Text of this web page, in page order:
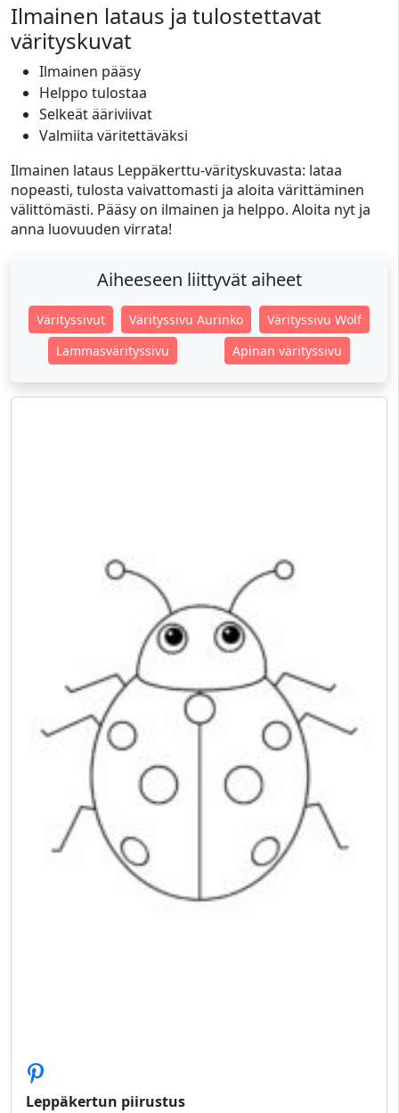
Ilmainen lataus ja tulostettavat
värityskuvat
Ilmainen pääsy
Helppo tulostaa
Selkeät ääriviivat
Valmiita väritettäväksi
Ilmainen lataus Leppäkerttu-värityskuvasta: lataa
nopeasti, tulosta vaivattomasti ja aloita värittäminen
välittömästi. Pääsy on ilmainen ja helppo. Aloita nyt ja
anna luovuuden virrata!
Aiheeseen liittyvät aiheet
Värityssivut Värityssivu Aurinko
Värityssivu Wolf
Lammasvärityssivu
Apinan värityssivu
Leppäkertun piirustus